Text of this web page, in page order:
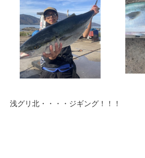
浅グリ北・・・・ジギング！！！